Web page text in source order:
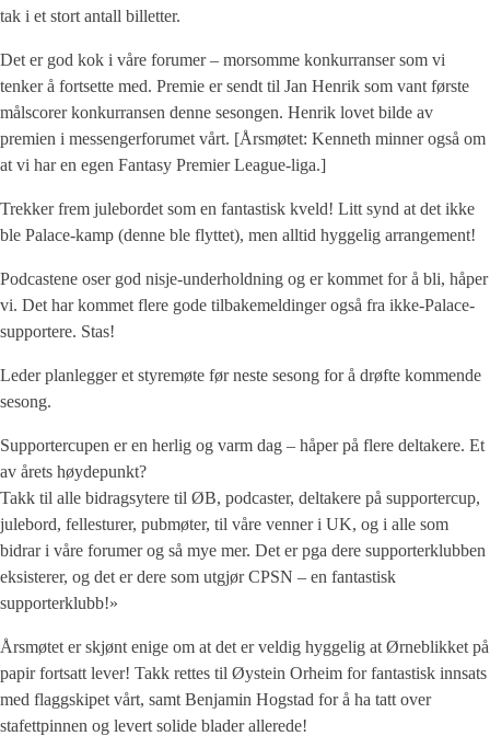
tak i et stort antall billetter.
Det er god kok i våre forumer – morsomme konkurranser som vi
tenker å fortsette med. Premie er sendt til Jan Henrik som vant første
målscorer konkurransen denne sesongen. Henrik lovet bilde av
premien i messengerforumet vårt. [Årsmøtet: Kenneth minner også om
at vi har en egen Fantasy Premier League-liga.]
Trekker frem julebordet som en fantastisk kveld! Litt synd at det ikke
ble Palace-kamp (denne ble flyttet), men alltid hyggelig arrangement!
Podcastene oser god nisje-underholdning og er kommet for å bli, håper
vi. Det har kommet flere gode tilbakemeldinger også fra ikke-Palace-
supportere. Stas!
Leder planlegger et styremøte før neste sesong for å drøfte kommende
sesong.
Supportercupen er en herlig og varm dag – håper på flere deltakere. Et
av årets høydepunkt?
Takk til alle bidragsytere til ØB, podcaster, deltakere på supportercup,
julebord, fellesturer, pubmøter, til våre venner i UK, og i alle som
bidrar i våre forumer og så mye mer. Det er pga dere supporterklubben
eksisterer, og det er dere som utgjør CPSN – en fantastisk
supporterklubb!»
Årsmøtet er skjønt enige om at det er veldig hyggelig at Ørneblikket på
papir fortsatt lever! Takk rettes til Øystein Orheim for fantastisk innsats
med flaggskipet vårt, samt Benjamin Hogstad for å ha tatt over
stafettpinnen og levert solide blader allerede!